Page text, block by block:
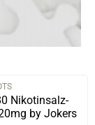
shot, und
so brutal
Das dann
Nikotinsalz-
by Jokers